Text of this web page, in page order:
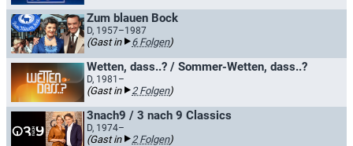
Zum blauen Bock
D, 1957–1987
(Gast in 6 Folgen)
Wetten, dass..? / Sommer-Wetten, dass..?
D, 1981–
(Gast in 2 Folgen)
3nach9 / 3 nach 9 Classics
D, 1974–
(Gast in 2 Folgen)